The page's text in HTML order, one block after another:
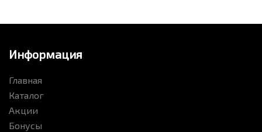
Информация
Главная
Каталог
Акции
Бонусы